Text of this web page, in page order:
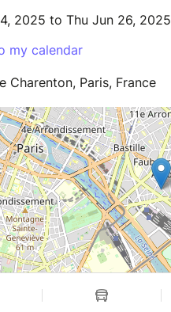
2025 to Thu Jun 26, 2025
my calendar
Charenton, Paris, France